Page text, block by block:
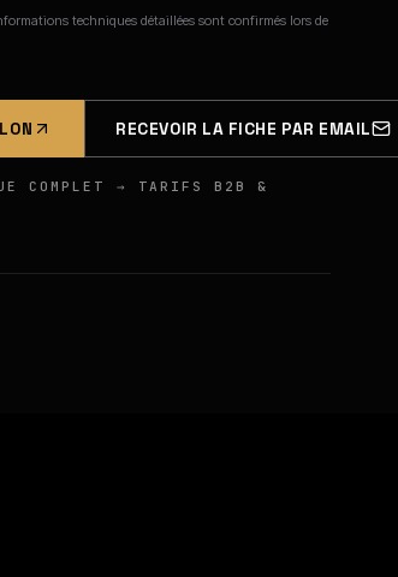
techniques détaillées sont confirmés lors de
RECEVOIR LA FICHE PAR EMAIL
COMPLET → TARIFS B2B &